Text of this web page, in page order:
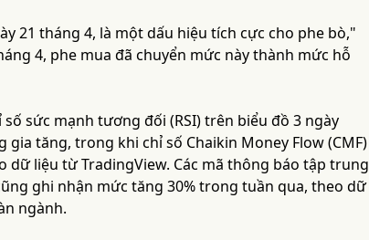
21 tháng 4, là một dấu hiệu tích cực cho phe bò,"
4, phe mua đã chuyển mức này thành mức hỗ
sức mạnh tương đối (RSI) trên biểu đồ 3 ngày
tăng, trong khi chỉ số Chaikin Money Flow (CMF)
dữ liệu từ TradingView. Các mã thông báo tập trung
ghi nhận mức tăng 30% trong tuần qua, theo dữ
ngành.